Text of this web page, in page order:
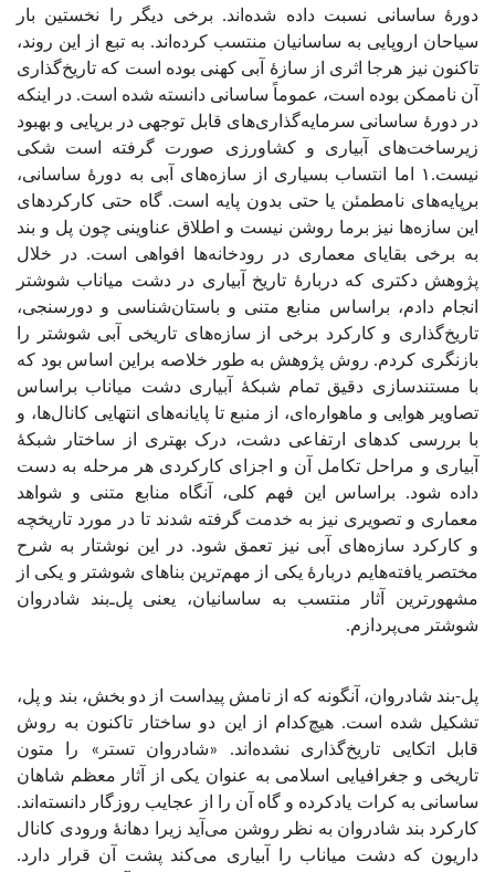
دورۀ ساسانی نسبت داده شده‌اند. برخی دیگر را نخستین بار
سیاحان اروپایی به ساسانیان منتسب کرده‌اند. به تبع از این روند،
تاکنون نیز هرجا اثری از سازۀ آبی کهنی بوده است که تاریخ‌گذاری
آن ناممکن بوده است، عموماً ساسانی دانسته شده است. در اینکه
در دورۀ‌ ساسانی سرمایه‌گذاری‌های قابل توجهی در برپایی و بهبود
زیرساخت‌های آبیاری و کشاورزی صورت گرفته است شکی
نیست.۱ اما انتساب بسیاری از سازه‌های آبی به دورۀ ساسانی،
برپایه‌های نامطمئن یا حتی بدون ‌پایه است. گاه حتی کارکردهای
این سازه‌ها نیز برما روشن نیست و اطلاق عناوینی چون پل و بند
به برخی بقایای معماری در رودخانه‌ها افواهی است. در خلال
پژوهش دکتری که دربارۀ تاریخ آبیاری در دشت میاناب شوشتر
انجام دادم، براساس منابع متنی و باستان‌شناسی و دورسنجی،
تاریخ‌گذاری و کارکرد برخی از سازه‌های تاریخی آبی شوشتر را
بازنگری کردم. روش پژوهش به طور خلاصه براین اساس بود که
با مستندسازی دقیق تمام شبکۀ آبیاری دشت میاناب براساس
تصاویر هوایی و ماهواره‌ای، از منبع تا پایانه‌های انتهایی کانال‌ها، و
با بررسی کدهای ارتفاعی دشت، درک بهتری از ساختار شبکۀ‌
آبیاری و مراحل تکامل آن و اجزای کارکردی هر مرحله به دست
داده شود. براساس این فهم کلی، آنگاه منابع متنی و شواهد
معماری و تصویری نیز به خدمت گرفته شدند تا در مورد تاریخچه
و کارکرد سازه‌های آبی نیز تعمق شود. در این نوشتار به شرح
مختصر یافته‌هایم دربارۀ یکی از مهم‌ترین بناهای شوشتر و یکی از
مشهورترین آثار منتسب به ساسانیان، یعنی پل‌ـ‌بند شادروان
شوشتر می‌پردازم.
پل-بند شادروان، آنگونه که از نامش پیداست از دو بخش، بند و پل،
تشکیل شده است. هیچ‌کدام از این دو ساختار تاکنون به روش
قابل اتکایی تاریخ‌گذاری نشده‌اند. «شادروان تستر» را متون
تاریخی و جغرافیایی اسلامی به عنوان یکی از آثار معظم شاهان
ساسانی به کرات یادکرده و گاه آن را از عجایب روزگار دانسته‌اند.
کارکرد بند شادروان به نظر روشن می‌آید زیرا دهانۀ ورودی کانال
داریون که دشت میاناب را آبیاری می‌کند پشت آن قرار دارد.